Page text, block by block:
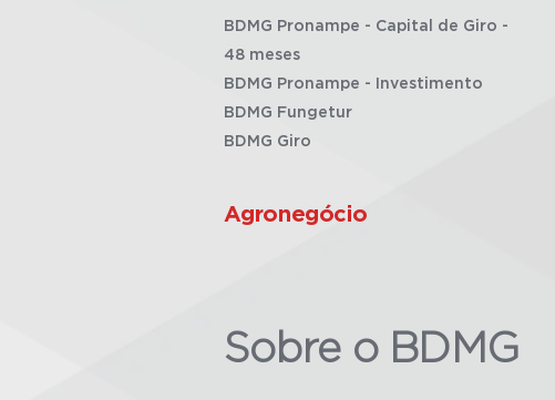
BDMG Pronampe - Capital de Giro -
48 meses
BDMG Pronampe - Investimento
BDMG Fungetur
BDMG Giro
Agronegócio
Sobre o BDMG